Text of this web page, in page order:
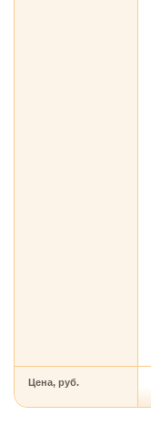
Цена, руб.